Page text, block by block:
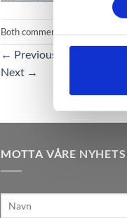
analysere
Both comments and
← Previous
Next →
MOTTA VÅRE